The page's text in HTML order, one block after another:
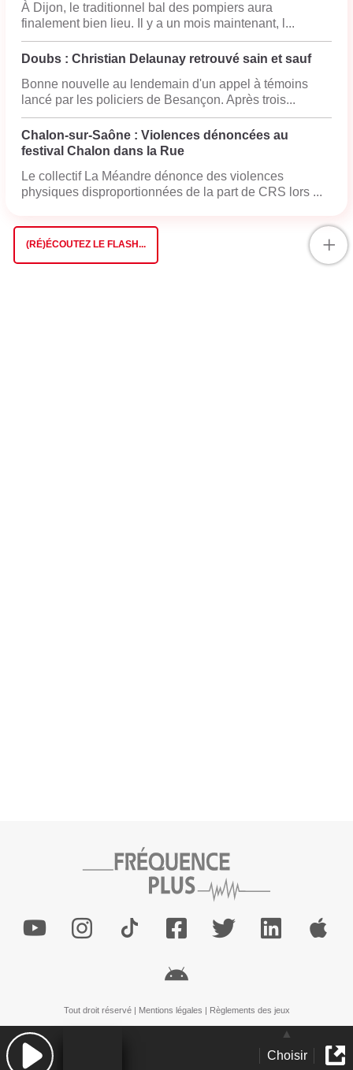
À Dijon, le traditionnel bal des pompiers aura
finalement bien lieu. Il y a un mois maintenant, l...
Doubs : Christian Delaunay retrouvé sain et sauf
Bonne nouvelle au lendemain d'un appel à témoins
lancé par les policiers de Besançon. Après trois...
Chalon-sur-Saône : Violences dénoncées au
festival Chalon dans la Rue
Le collectif La Méandre dénonce des violences
physiques disproportionnées de la part de CRS lors ...
(RÉ)ÉCOUTEZ LE FLASH... +
Choisir
Tout droit réservé | Mentions légales | Règlements des jeux